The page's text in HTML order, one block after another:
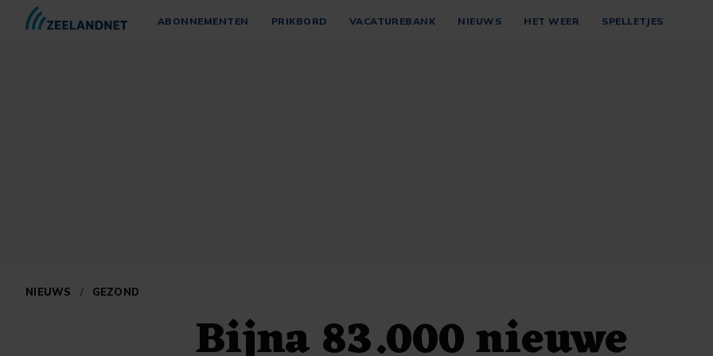
ABONNEMENTEN PRIKBORD VACATUREBANK NIEUWS HET WEER SPELLETJES
NIEUWS / GEZOND